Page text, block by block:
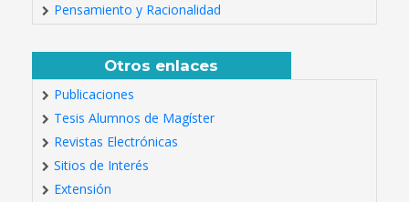
Pensamiento y Racionalidad
Otros enlaces
Publicaciones
Tesis Alumnos de Magíster
Revistas Electrónicas
Sitios de Interés
Extensión